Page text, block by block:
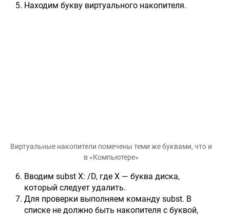
Находим букву виртуального накопителя.
Виртуальные накопители помечены теми же буквами, что и
в «Компьютере»
Вводим subst X: /D, где X — буква диска,
который следует удалить.
Для проверки выполняем команду subst. В
списке не должно быть накопителя с буквой,